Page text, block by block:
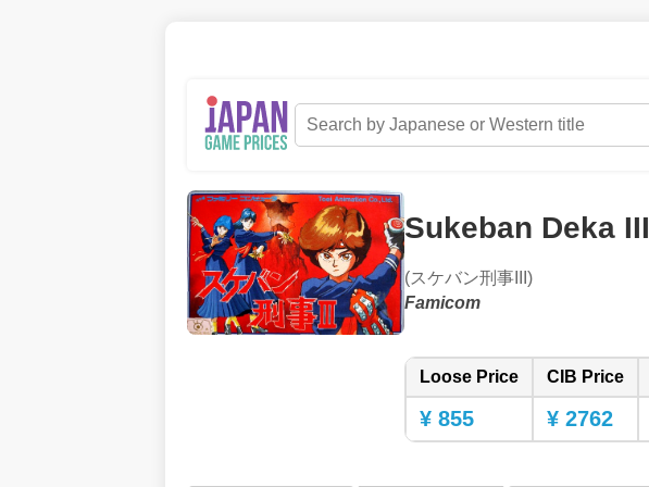
Sukeban Deka III
(スケバン刑事III)
Famicom
Loose Price CIB Price
¥ 855 ¥ 2762